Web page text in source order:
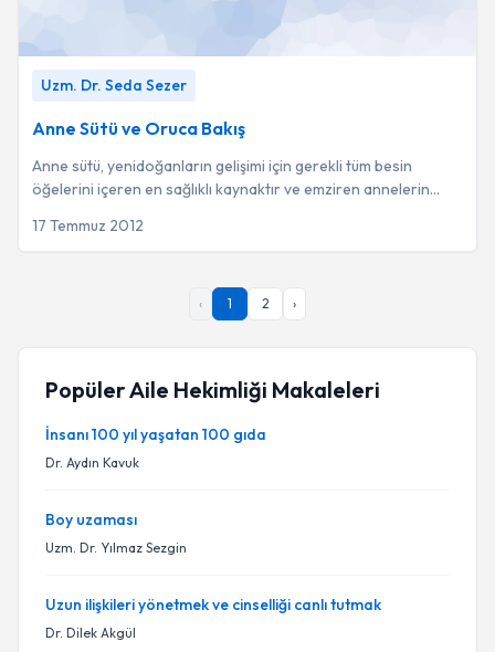
Uzm. Dr. Seda Sezer
Anne Sütü ve Oruca Bakış
Anne sütü, yenidoğanların gelişimi için gerekli tüm besin
öğelerini içeren en sağlıklı kaynaktır ve emziren annelerin
17 Temmuz 2012
‹ 1 2 ›
Popüler Aile Hekimliği Makaleleri
İnsanı 100 yıl yaşatan 100 gıda
Dr. Aydın Kavuk
Boy uzaması
Uzm. Dr. Yılmaz Sezgin
Uzun ilişkileri yönetmek ve cinselliği canlı tutmak
Dr. Dilek Akgül